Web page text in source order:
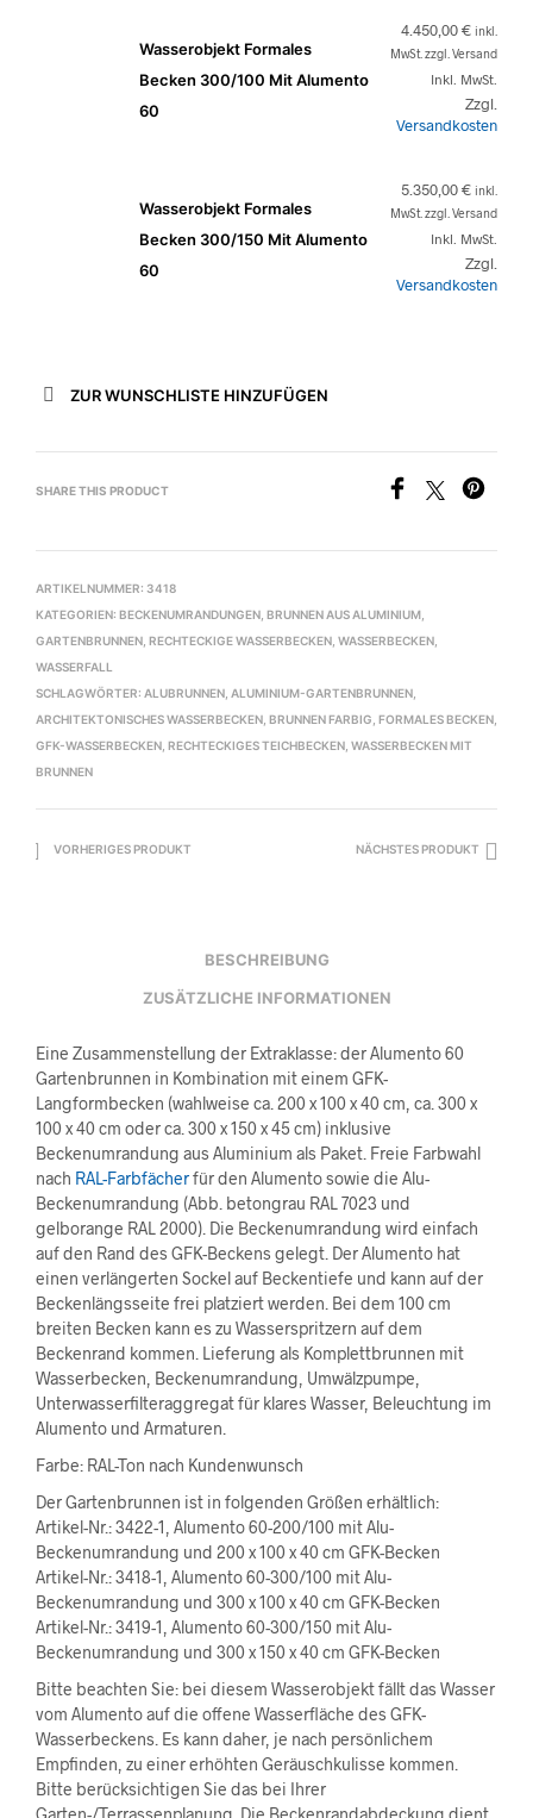
Wasserobjekt Formales
Becken 300/100 Mit Alumento
60
4.450,00€ inkl.
MwSt. zzgl. Versand
Inkl. MwSt.
Zzgl.
Versandkosten
Wasserobjekt Formales
Becken 300/150 Mit Alumento
60
5.350,00€ inkl.
MwSt. zzgl. Versand
Inkl. MwSt.
Zzgl.
Versandkosten
ZUR WUNSCHLISTE HINZUFÜGEN
SHARE THIS PRODUCT
ARTIKELNUMMER: 3418
KATEGORIEN: BECKENUMRANDUNGEN BRUNNEN AUS ALUMINIUM
GARTENBRUNNEN RECHTECKIGE WASSERBECKEN WASSERBECKEN
WASSERFALL
SCHLAGWÖRTER: ALUBRUNNEN ALUMINIUM-GARTENBRUNNEN
ARCHITEKTONISCHES WASSERBECKEN BRUNNEN FARBIG FORMALES BECKEN
GFK-WASSERBECKEN RECHTECKIGES TEICHBECKEN WASSERBECKEN MIT
BRUNNEN
VORHERIGES PRODUKT NÄCHSTES PRODUKT
BESCHREIBUNG
ZUSÄTZLICHE INFORMATIONEN
Eine Zusammenstellung der Extraklasse: der Alumento 60
Gartenbrunnen in Kombination mit einem GFK-
Langformbecken (wahlweise ca. 200 x 100 x 40 cm, ca. 300 x
100 x 40 cm oder ca. 300 x 150 x 45 cm) inklusive
Beckenumrandung aus Aluminium als Paket. Freie Farbwahl
nach RAL-Farbfächerfür den Alumento sowie die Alu-
Beckenumrandung (Abb. betongrau RAL 7023 und
gelborange RAL 2000). Die Beckenumrandung wird einfach
auf den Rand des GFK-Beckens gelegt. Der Alumento hat
einen verlängerten Sockel auf Beckentiefe und kann auf der
Beckenlängsseite frei platziert werden. Bei dem 100 cm
breiten Becken kann es zu Wasserspritzern auf dem
Beckenrand kommen. Lieferung als Komplettbrunnen mit
Wasserbecken, Beckenumrandung, Umwälzpumpe,
Unterwasserfilteraggregat für klares Wasser, Beleuchtung im
Alumento und Armaturen.
Farbe: RAL-Ton nach Kundenwunsch
Der Gartenbrunnen ist in folgenden Größen erhältlich:
Artikel-Nr.: 3422-1, Alumento 60-200/100 mit Alu-
Beckenumrandung und 200 x 100 x 40 cm GFK-Becken
Artikel-Nr.: 3418-1, Alumento 60-300/100 mit Alu-
Beckenumrandung und 300 x 100 x 40 cm GFK-Becken
Artikel-Nr.: 3419-1, Alumento 60-300/150 mit Alu-
Beckenumrandung und 300 x 150 x 40 cm GFK-Becken
Bitte beachten Sie: bei diesem Wasserobjekt fällt das Wasser
vom Alumento auf die offene Wasserfläche des GFK-
Wasserbeckens. Es kann daher, je nach persönlichem
Empfinden, zu einer erhöhten Geräuschkulisse kommen.
Bitte berücksichtigen Sie das bei Ihrer
Garten-/Terrassenplanung. Die Beckenrandabdeckung dient